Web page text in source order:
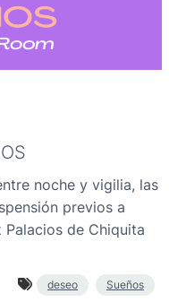
noche y vigilia, las
previos a
de Chiquita
deseo Sueños